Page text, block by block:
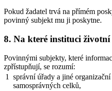
Pokud žadatel trvá na přímém
povinný subjekt mu ji poskytne.
8. Na které instituci životní
Povinnými subjekty, které
zpřístupňují, se rozumí:
1
správní úřady a jiné
samosprávných celků,